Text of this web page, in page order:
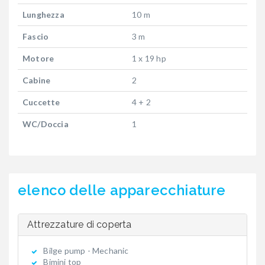
Lunghezza 10 m
Fascio 3 m
Motore 1 x 19 hp
Cabine 2
Cuccette 4 + 2
WC/Doccia 1
elenco delle apparecchiature
Attrezzature di coperta
Bilge pump - Mechanic
Bimini top